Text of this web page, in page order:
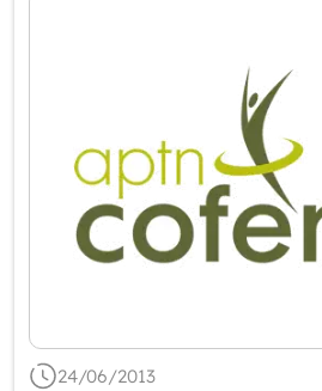
24/06/2013